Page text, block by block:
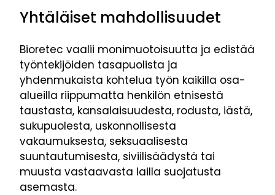
Yhtäläiset mahdollisuudet
Bioretec vaalii monimuotoisuutta ja edistää
työntekijöiden tasapuolista ja
yhdenmukaista kohtelua työn kaikilla osa-
alueilla riippumatta henkilön etnisestä
taustasta, kansalaisuudesta, rodusta, iästä,
sukupuolesta, uskonnollisesta
vakaumuksesta, seksuaalisesta
suuntautumisesta, siviilisäädystä tai
muusta vastaavasta lailla suojatusta
asemasta.